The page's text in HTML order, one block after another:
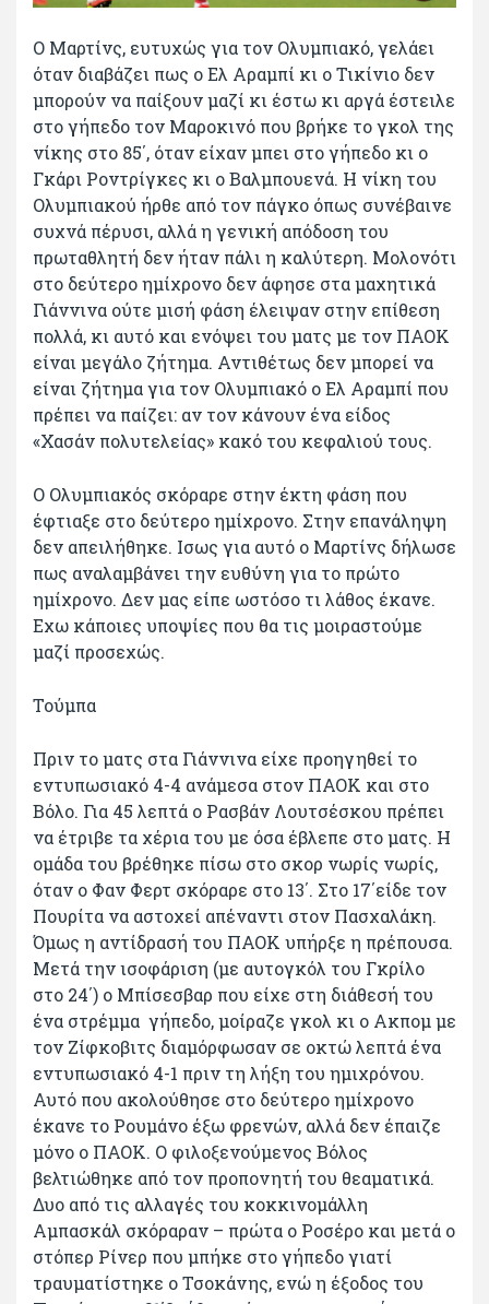
Ο Μαρτίνς, ευτυχώς για τον Ολυμπιακό, γελάει
όταν διαβάζει πως ο Ελ Αραμπί κι ο Τικίνιο δεν
μπορούν να παίξουν μαζί κι έστω κι αργά έστειλε
στο γήπεδο τον Μαροκινό που βρήκε το γκολ της
νίκης στο 85΄, όταν είχαν μπει στο γήπεδο κι ο
Γκάρι Ροντρίγκες κι ο Βαλμπουενά. Η νίκη του
Ολυμπιακού ήρθε από τον πάγκο όπως συνέβαινε
συχνά πέρυσι, αλλά η γενική απόδοση του
πρωταθλητή δεν ήταν πάλι η καλύτερη. Μολονότι
στο δεύτερο ημίχρονο δεν άφησε στα μαχητικά
Γιάννινα ούτε μισή φάση έλειψαν στην επίθεση
πολλά, κι αυτό και ενόψει του ματς με τον ΠΑΟΚ
είναι μεγάλο ζήτημα. Αντιθέτως δεν μπορεί να
είναι ζήτημα για τον Ολυμπιακό ο Ελ Αραμπί που
πρέπει να παίζει: αν τον κάνουν ένα είδος
«Χασάν πολυτελείας» κακό του κεφαλιού τους.
Ο Ολυμπιακός σκόραρε στην έκτη φάση που
έφτιαξε στο δεύτερο ημίχρονο. Στην επανάληψη
δεν απειλήθηκε. Ισως για αυτό ο Μαρτίνς δήλωσε
πως αναλαμβάνει την ευθύνη για το πρώτο
ημίχρονο. Δεν μας είπε ωστόσο τι λάθος έκανε.
Εχω κάποιες υποψίες που θα τις μοιραστούμε
μαζί προσεχώς.
Τούμπα
Πριν το ματς στα Γιάννινα είχε προηγηθεί το
εντυπωσιακό 4-4 ανάμεσα στον ΠΑΟΚ και στο
Βόλο. Για 45 λεπτά ο Ρασβάν Λουτσέσκου πρέπει
να έτριβε τα χέρια του με όσα έβλεπε στο ματς. Η
ομάδα του βρέθηκε πίσω στο σκορ νωρίς νωρίς,
όταν ο Φαν Φερτ σκόραρε στο 13΄. Στο 17΄είδε τον
Πουρίτα να αστοχεί απέναντι στον Πασχαλάκη.
Όμως η αντίδρασή του ΠΑΟΚ υπήρξε η πρέπουσα.
Μετά την ισοφάριση (με αυτογκόλ του Γκρίλο
στο 24΄) ο Μπίσεσβαρ που είχε στη διάθεσή του
ένα στρέμμα γήπεδο, μοίραζε γκολ κι ο Ακπομ με
τον Ζίφκοβιτς διαμόρφωσαν σε οκτώ λεπτά ένα
εντυπωσιακό 4-1 πριν τη λήξη του ημιχρόνου.
Αυτό που ακολούθησε στο δεύτερο ημίχρονο
έκανε το Ρουμάνο έξω φρενών, αλλά δεν έπαιζε
μόνο ο ΠΑΟΚ. Ο φιλοξενούμενος Βόλος
βελτιώθηκε από τον προπονητή του θεαματικά.
Δυο από τις αλλαγές του κοκκινομάλλη
Αμπασκάλ σκόραραν – πρώτα ο Ροσέρο και μετά ο
στόπερ Ρίνερ που μπήκε στο γήπεδο γιατί
τραυματίστηκε ο Τσοκάνης, ενώ η έξοδος του